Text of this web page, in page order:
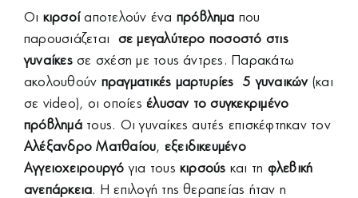
Οι κιρσοίαποτελούν ένα πρόβλημα που
παρουσιάζεται σε μεγαλύτερο ποσοστό στις
γυναίκεςσε σχέση με τους άντρες. Παρακάτω
ακολουθούν πραγματικές μαρτυρίες 5 γυναικών(και
σε video), οι οποίεςέλυσαν το συγκεκριμένο
πρόβλημάτους. Οι γυναίκες αυτές επισκέφτηκαν τον
Αλέξανδρο Ματθαίου, εξειδικευμένο
Αγγειοχειρουργό για τουςκιρσούς και τη φλεβική
ανεπάρκεια. Η επιλογή της θεραπείας ήταν η